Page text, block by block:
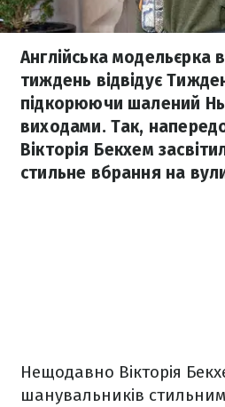
Англійська
тиждень відвідує
підкорюючи шалений
виходами. Так,
Вікторія Бекхем
стильне вбрання на
Нещодавно Вікторія
шанувальників стильним